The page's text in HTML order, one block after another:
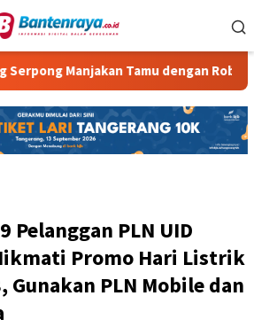
Tamu dengan Robot Waiter
Pelanggan PLN UID
Promo Hari Listrik
Gunakan PLN Mobile dan